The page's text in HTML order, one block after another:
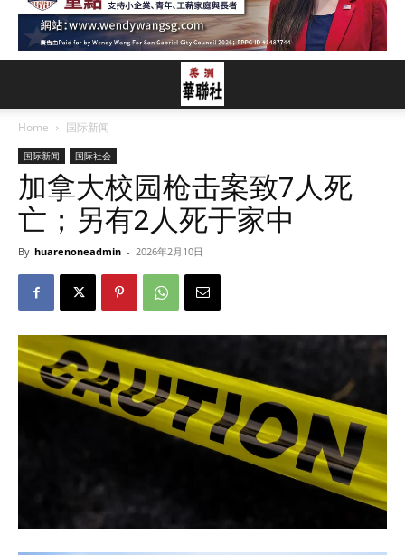
Home 国际新闻
国际新闻 国际社会
加拿大校园枪击案致7人死
亡；另有2人死于家中
By huarenoneadmin - 2026年2月10日